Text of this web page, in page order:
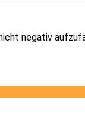
negativ